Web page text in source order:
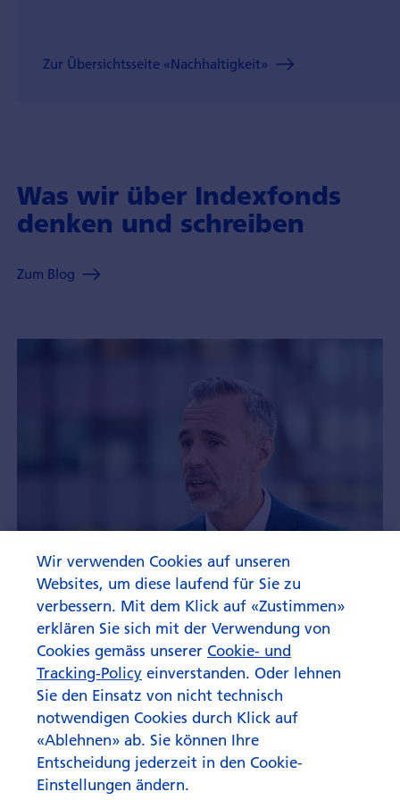
Zur Übersichtsseite «Nachhaltigkeit»
Was wir über Indexfonds
denken und schreiben
Zum Blog
Wir verwenden Cookies auf unseren
Websites, um diese laufend für Sie zu
verbessern. Mit dem Klick auf «Zustimmen»
erklären Sie sich mit der Verwendung von
Cookies gemäss unserer Cookie- und
Tracking-Policy einverstanden. Oder lehnen
Sie den Einsatz von nicht technisch
notwendigen Cookies durch Klick auf
«Ablehnen» ab. Sie können Ihre
Entscheidung jederzeit in den Cookie-
Einstellungen ändern.